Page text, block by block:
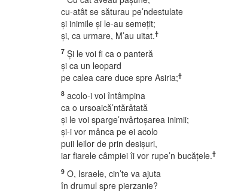
cu-atât se săturau pe’ndestulate
şi inimile şi le-au semeţit;
şi, ca urmare, M’au uitat.†
7 Şi le voi fi ca o panteră
şi ca un leopard
pe calea care duce spre Asiria;†
8 acolo-i voi întâmpina
ca o ursoaică’ntărâtată
şi le voi sparge’nvârtoşarea inimii;
şi-i vor mânca pe ei acolo
puii leilor de prin desişuri,
iar fiarele câmpiei îi vor rupe’n bucăţele.†
9 O, Israele, cin’te va ajuta
în drumul spre pierzanie?